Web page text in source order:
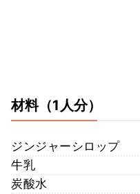
材料（1人分）
ジンジャーシロップ
牛乳
炭酸水